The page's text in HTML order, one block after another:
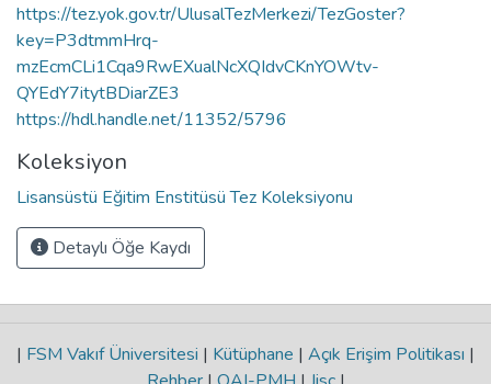
https://tez.yok.gov.tr/UlusalTezMerkezi/TezGoster?
key=P3dtmmHrq-
mzEcmCLi1Cqa9RwEXualNcXQIdvCKnYOWtv-
QYEdY7itytBDiarZE3
https://hdl.handle.net/11352/5796
Koleksiyon
Lisansüstü Eğitim Enstitüsü Tez Koleksiyonu
Detaylı Öğe Kaydı
| FSM Vakıf Üniversitesi | Kütüphane | Açık Erişim Politikası |